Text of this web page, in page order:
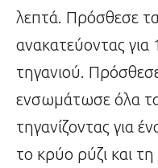
λεπτά. Πρόσθεσε
ανακατεύοντας
τηγανιού.
ενσωμάτωσε όλα
τηγανίζοντας για
το κρύο ρύζι και